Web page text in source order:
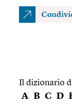
Il dizionario
A B C D